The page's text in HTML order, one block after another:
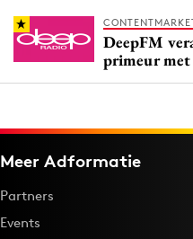
DeepFM
primeur
Meer Adformatie
Partners
Events